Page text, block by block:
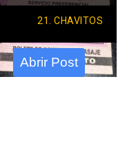
21. CHAVITOS
Abrir Post